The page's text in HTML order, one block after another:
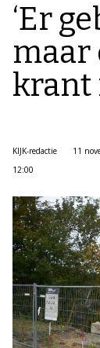
‘Er
maar
krant
KIJK-redactie
11
12:00